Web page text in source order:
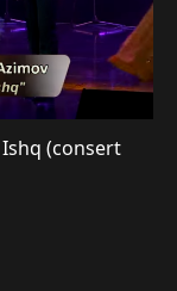
(consert